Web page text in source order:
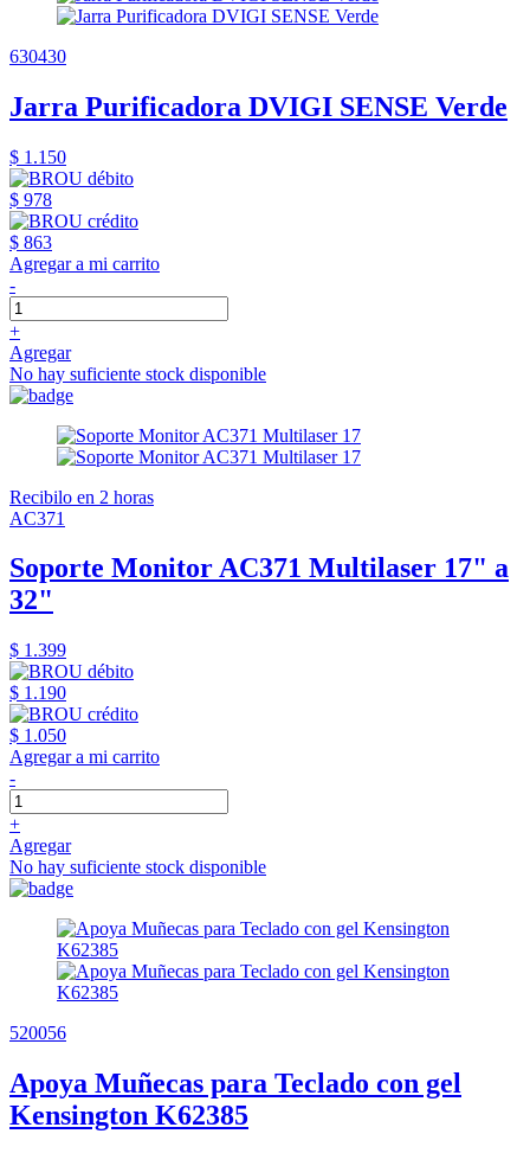
630430
Jarra Purificadora DVIGI SENSE Verde
$ 1.150
$ 978
$ 863
Agregar a mi carrito
-
+
Agregar
No hay suficiente stock disponible
Recibilo en 2 horas
AC371
Soporte Monitor AC371 Multilaser 17" a
32"
$ 1.399
$ 1.190
$ 1.050
Agregar a mi carrito
-
+
Agregar
No hay suficiente stock disponible
520056
Apoya Muñecas para Teclado con gel
Kensington K62385